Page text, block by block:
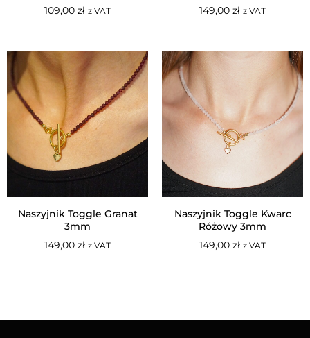
109,00 zł z VAT
149,00 zł z VAT
Naszyjnik Toggle Granat
3mm
149,00 zł z VAT
Naszyjnik Toggle Kwarc
Różowy 3mm
149,00 zł z VAT